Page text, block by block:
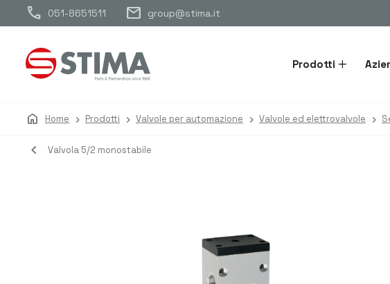
call 051-8651511 mail group@stima.it
Prodotti
home Home Prodotti Valvole per automazione Valvole ed elettrovalvole
navigate_before Valvola 5/2 monostabile